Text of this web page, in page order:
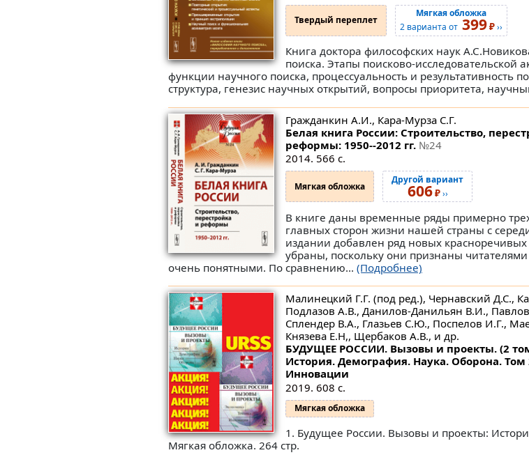
Твердый переплет
Мягкая обложка
2 варианта от 399₽››
Книга доктора философских наук
поиска. Этапы поисково-исследовательской
функции научного поиска, процессуальность и результативность
структура, генезис научных открытий, вопросы приоритета,
Гражданкин А.И., Кара-Мурза С.Г.
Белая книга России: Строительство,
реформы: 1950--2012 гг. №24
2014. 566 с.
Мягкая обложка
Другой вариант
606₽››
В книге даны временные ряды примерно
главных сторон жизни нашей страны с
издании добавлен ряд новых
убраны, поскольку они признаны
очень понятными. По сравнению... (Подробнее)
Малинецкий Г.Г. (под ред.), Чернавский Д.С.,
Подлазов А.В., Данилов-Данильян В.И.,
Сплендер В.А., Глазьев С.Ю., Поспелов И.Г.,
Князева Е.Н,, Щербаков А.В., и др.
БУДУЩЕЕ РОССИИ. Вызовы и проекты. (2
История. Демография. Наука. Оборона.
Инновации
2019. 608 с.
Мягкая обложка
1. Будущее России. Вызовы и проекты:
Мягкая обложка. 264 стр.